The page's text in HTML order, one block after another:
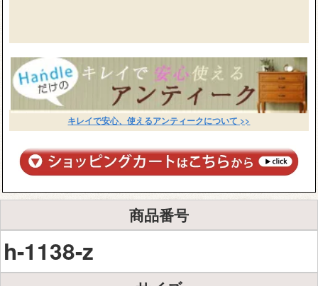
キレイで安心、使えるアンティークについて >>
商品番号
h-1138-z